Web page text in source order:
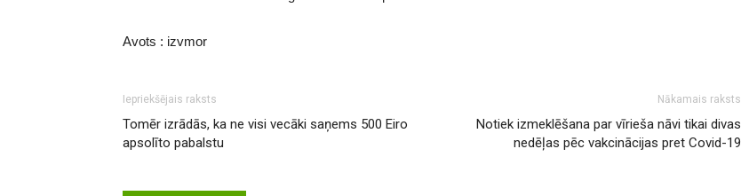
Avots : izvmor
Iepriekšējais raksts
Tomēr izrādās, ka ne visi vecāki saņems 500 Eiro
apsolīto pabalstu
Nākamais raksts
Notiek izmeklēšana par vīrieša nāvi tikai divas
nedēļas pēc vakcinācijas pret Covid-19